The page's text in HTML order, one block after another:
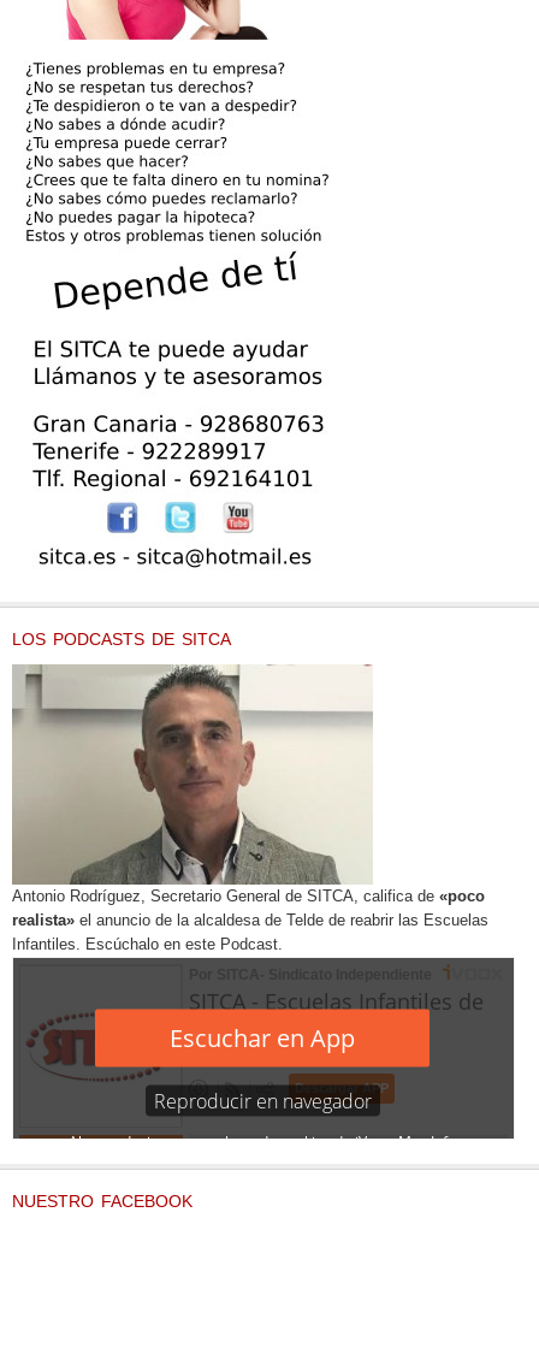
LOS PODCASTS DE SITCA
Antonio Rodríguez, Secretario General de SITCA, califica de «poco
realista» el anuncio de la alcaldesa de Telde de reabrir las Escuelas
Infantiles. Escúchalo en este Podcast.
NUESTRO FACEBOOK